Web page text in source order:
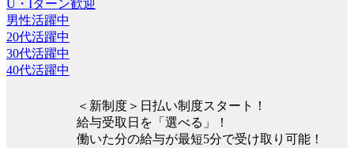
U・Iターン歓迎
男性活躍中
20代活躍中
30代活躍中
40代活躍中
＜新制度＞日払い制度スタート！
給与受取日を「選べる」！
働いた分の給与が最短5分で受け取り可能！